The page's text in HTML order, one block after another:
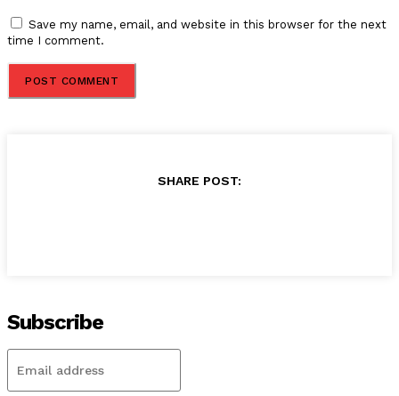
Save my name, email, and website in this browser for the next
time I comment.
SHARE POST:
Subscribe